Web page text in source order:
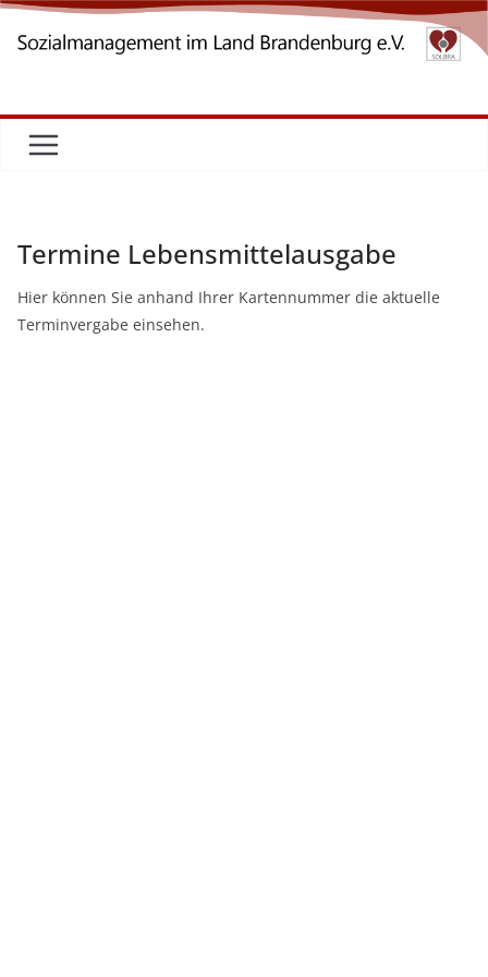
Zum
Inhalt
Termine Lebensmittelausgabe
Hier können Sie anhand Ihrer Kartennummer die aktuelle
Terminvergabe einsehen.